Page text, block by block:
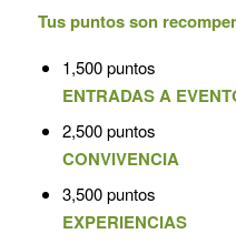
Tus puntos son
1,500 puntos
ENTRADAS A
2,500 puntos
CONVIVENCIA
3,500 puntos
EXPERIENCIAS